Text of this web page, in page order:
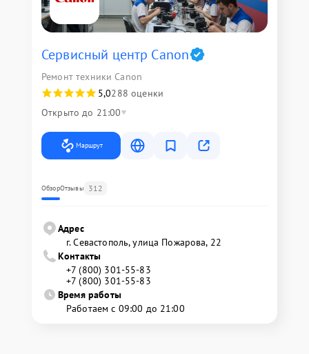
Сервисный центр Canon
Ремонт техники Canon
5,0288 оценки
Открыто до 21:00
Маршрут
ОбзорОтзывы 312
Адрес
г. Севастополь, улица Пожарова, 22
Контакты
+7 (800) 301-55-83
+7 (800) 301-55-83
Время работы
Работаем с 09:00 до 21:00